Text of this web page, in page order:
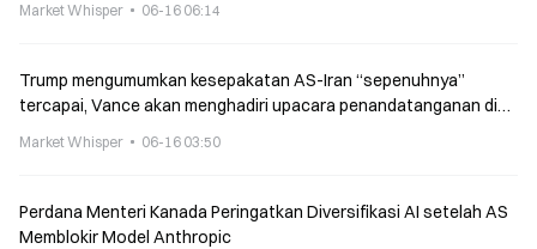
Market Whisper 06-16 06:14
Trump mengumumkan kesepakatan AS-Iran “sepenuhnya”
tercapai, Vance akan menghadiri upacara penandatanganan di
Market Whisper 06-16 03:50
Perdana Menteri Kanada Peringatkan Diversifikasi AI setelah AS
Memblokir Model Anthropic